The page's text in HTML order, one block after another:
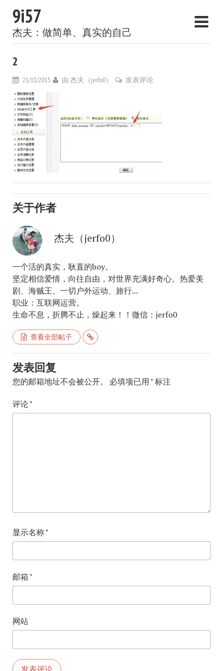
9i57
杰夫：做简单、真实的自己
2
21/11/2015 由 杰夫（jerfo0） 发表评论
关于作者
杰夫（jerfo0）
一个活的真实，耿直的boy。
坚定相信爱情，向往自由，对世界充满好奇心。热爱美
剧、海贼王、一切户外运动、旅行...
职业：互联网运营。
生命不息，折腾不止，燥起来！！微信：jerfo0
查看全部帖子
发表回复
您的邮箱地址不会被公开。 必填项已用 *标注
评论*
显示名称*
邮箱 *
网站